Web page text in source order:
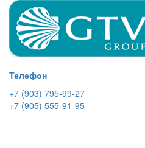
Телефон
+7 (903) 795-99-27
+7 (905) 555-91-95